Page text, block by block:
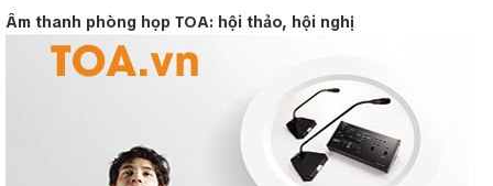
Âm thanh phòng họp TOA: hội thảo, hội nghị